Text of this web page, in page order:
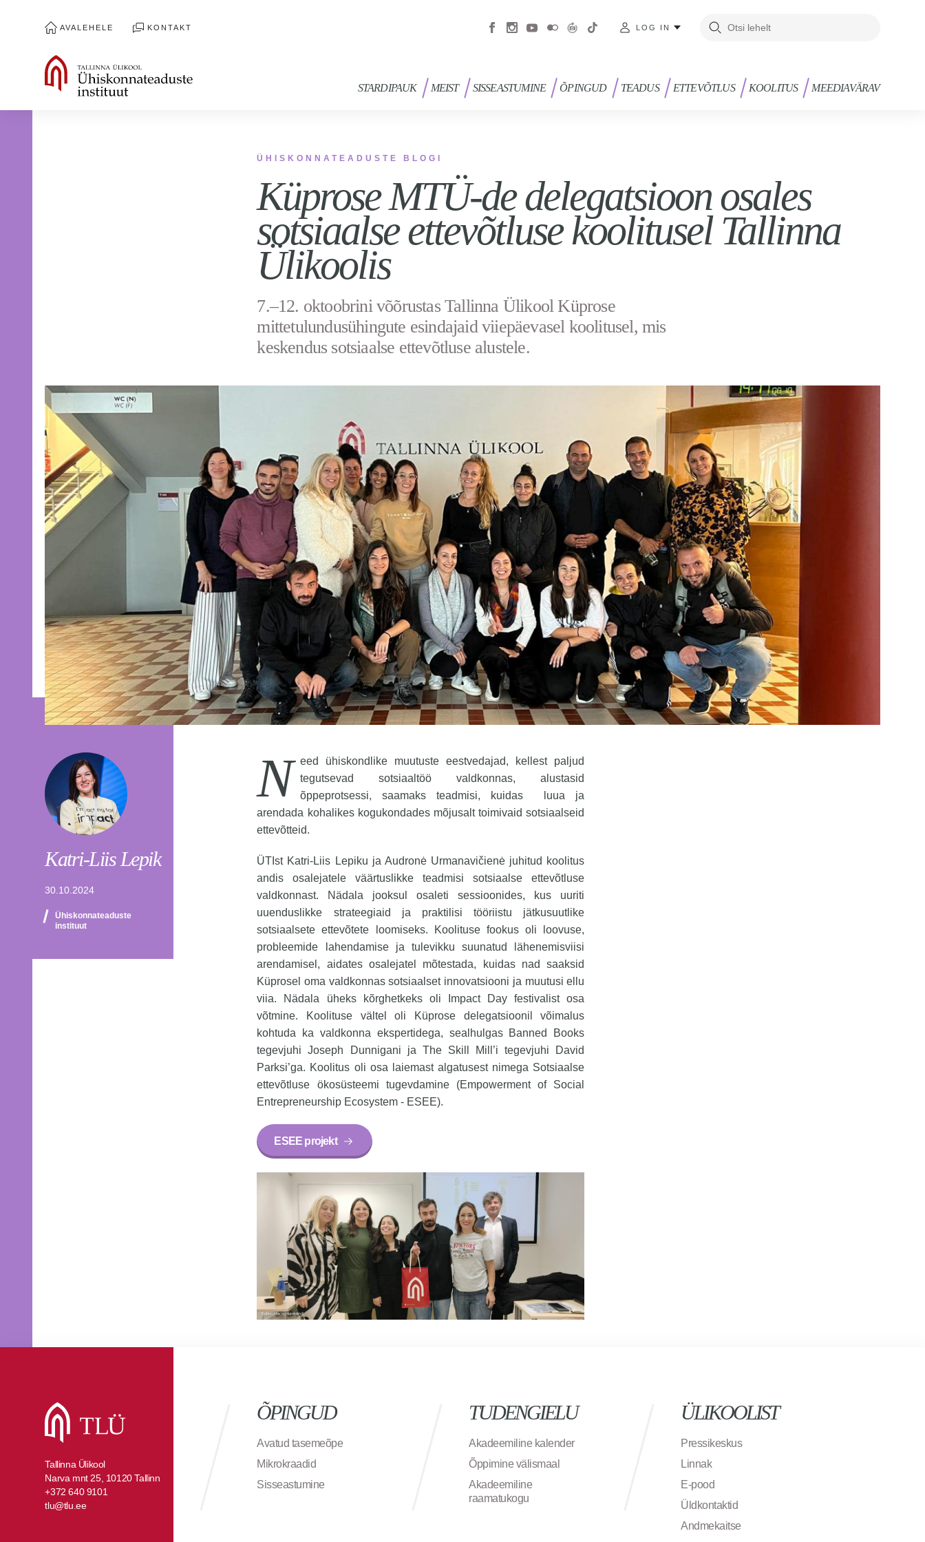
AVALEHELE KONTAKT LOG IN
STARDIPAUK MEIST SISSEASTUMINE ÕPINGUD TEADUS ETTEVÕTLUS KOOLITUS MEEDIAVÄRAV
ÜHISKONNATEADUSTE BLOGI
Küprose MTÜ-de delegatsioon osales
sotsiaalse ettevõtluse koolitusel Tallinna
Ülikoolis
7.–12. oktoobrini võõrustas Tallinna Ülikool Küprose
mittetulundusühingute esindajaid viiepäevasel koolitusel, mis
keskendus sotsiaalse ettevõtluse alustele.
Katri-Liis Lepik
30.10.2024
Ühiskonnateaduste
instituut
N
eed ühiskondlike muutuste eestvedajad, kellest paljud
tegutsevad sotsiaaltöö valdkonnas, alustasid
õppeprotsessi, saamaks teadmisi, kuidas luua ja
arendada kohalikes kogukondades mõjusalt toimivaid sotsiaalseid
ettevõtteid.
ÜTIst Katri-Liis Lepiku ja Audronė Urmanavičienė juhitud koolitus
andis osalejatele väärtuslikke teadmisi sotsiaalse ettevõtluse
valdkonnast. Nädala jooksul osaleti sessioonides, kus uuriti
uuenduslikke strateegiaid ja praktilisi tööriistu jätkusuutlike
sotsiaalsete ettevõtete loomiseks. Koolituse fookus oli loovuse,
probleemide lahendamise ja tulevikku suunatud lähenemisviisi
arendamisel, aidates osalejatel mõtestada, kuidas nad saaksid
Küprosel oma valdkonnas sotsiaalset innovatsiooni ja muutusi ellu
viia. Nädala üheks kõrghetkeks oli Impact Day festivalist osa
võtmine. Koolituse vältel oli Küprose delegatsioonil võimalus
kohtuda ka valdkonna ekspertidega, sealhulgas Banned Books
tegevjuhi Joseph Dunnigani ja The Skill Mill’i tegevjuhi David
Parksi’ga. Koolitus oli osa laiemast algatusest nimega Sotsiaalse
ettevõtluse ökosüsteemi tugevdamine (Empowerment of Social
Entrepreneurship Ecosystem - ESEE).
ESEE projekt
Tallinna Ülikool
Narva mnt 25, 10120 Tallinn
+372 640 9101
tlu@tlu.ee
ÕPINGUD
Avatud tasemeõpe
Mikrokraadid
Sisseastumine
TUDENGIELU
Akadeemiline kalender
Õppimine välismaal
Akadeemiline
raamatukogu
ÜLIKOOLIST
Pressikeskus
Linnak
E-pood
Üldkontaktid
Andmekaitse